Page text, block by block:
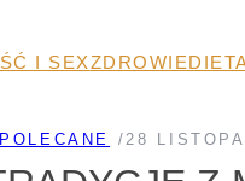
I SEXZDROWIE
POLECANE /28